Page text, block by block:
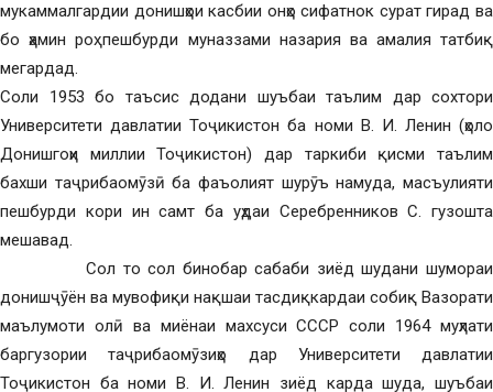
мукаммалгардии донишҳои касбии онҳо сифатнок сурат гирад ва
бо ҳамин роҳ пешбурди муназзами назария ва амалия татбиқ
мегардад.
Соли 1953 бо таъсис додани шуъбаи таълим дар сохтори
Университети давлатии Тоҷикистон ба номи В. И. Ленин (ҳоло
Донишгоҳи миллии Тоҷикистон) дар таркиби қисми таълим
бахши таҷрибаомӯзӣ ба фаъолият шурӯъ намуда, масъулияти
пешбурди кори ин самт ба уҳдаи Серебренников С. гузошта
мешавад.
Сол то сол бинобар сабаби зиёд шудани шумораи
донишҷӯён ва мувофиқи нақшаи тасдиқкардаи собиқ Вазорати
маълумоти олӣ ва миёнаи махсуси СССР соли 1964 муҳлати
баргузории таҷрибаомӯзиҳо дар Университети давлатии
Тоҷикистон ба номи В. И. Ленин зиёд карда шуда, шуъбаи